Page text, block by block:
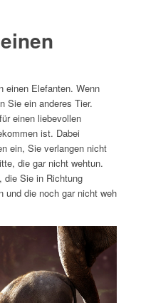
einen Elefanten. Wenn
Sie ein anderes Tier.
einen liebevollen
ist. Dabei
ein, Sie verlangen nicht
die gar nicht wehtun.
die Sie in Richtung
und die noch gar nicht weh